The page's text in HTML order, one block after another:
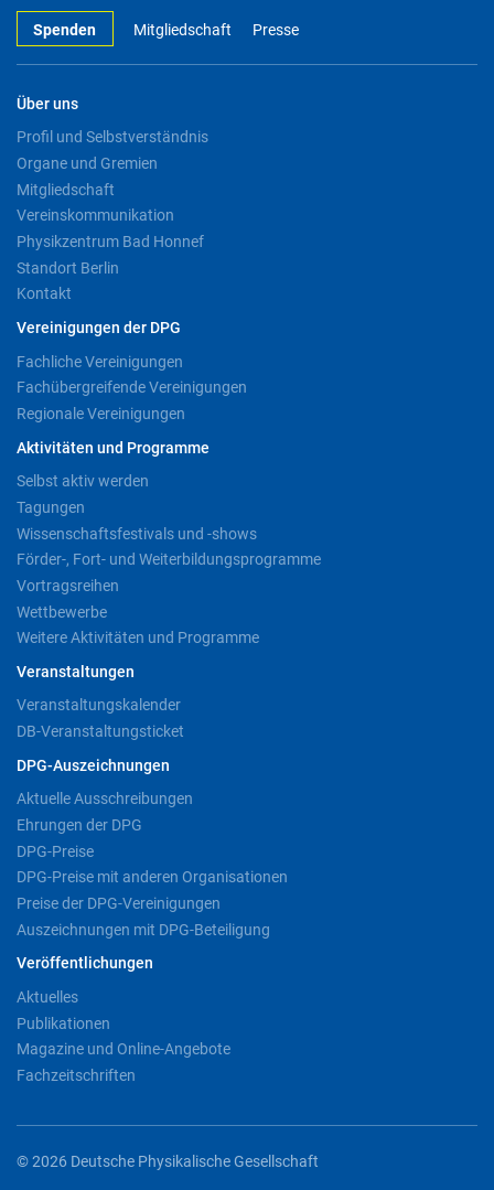
Spenden Mitgliedschaft Presse
Über uns
Profil und Selbstverständnis
Organe und Gremien
Mitgliedschaft
Vereinskommunikation
Physikzentrum Bad Honnef
Standort Berlin
Kontakt
Vereinigungen der DPG
Fachliche Vereinigungen
Fachübergreifende Vereinigungen
Regionale Vereinigungen
Aktivitäten und Programme
Selbst aktiv werden
Tagungen
Wissenschaftsfestivals und -shows
Förder-, Fort- und Weiterbildungsprogramme
Vortragsreihen
Wettbewerbe
Weitere Aktivitäten und Programme
Veranstaltungen
Veranstaltungskalender
DB-Veranstaltungsticket
DPG-Auszeichnungen
Aktuelle Ausschreibungen
Ehrungen der DPG
DPG-Preise
DPG-Preise mit anderen Organisationen
Preise der DPG-Vereinigungen
Auszeichnungen mit DPG-Beteiligung
Veröffentlichungen
Aktuelles
Publikationen
Magazine und Online-Angebote
Fachzeitschriften
© 2026 Deutsche Physikalische Gesellschaft